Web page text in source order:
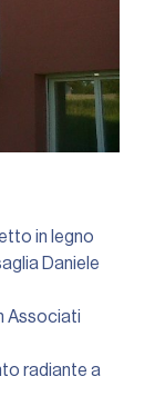
in legno
Daniele
Associati
radiante a